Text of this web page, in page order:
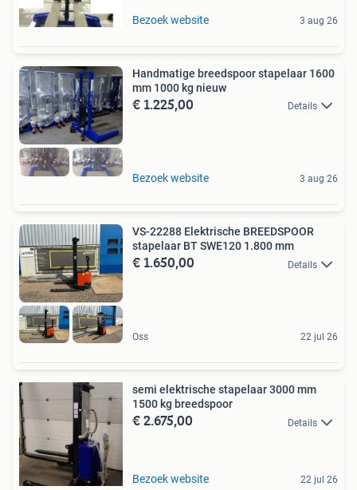
Bezoek website 3 aug 26
Handmatige breedspoor stapelaar 1600
mm 1000 kg nieuw
€ 1.225,00 Details
Bezoek website 3 aug 26
VS-22288 Elektrische BREEDSPOOR
stapelaar BT SWE120 1.800 mm
€ 1.650,00 Details
Oss 22 jul 26
semi elektrische stapelaar 3000 mm
1500 kg breedspoor
€ 2.675,00 Details
Bezoek website 22 jul 26